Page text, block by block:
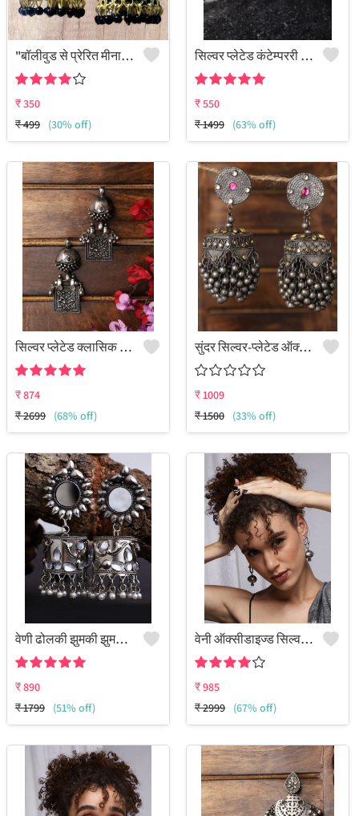
"बॉलीवुड से प्रेरित मीनाकारी झुमका आभूषण - जूलकार्ट"
₹350
₹499 (30% off)
सिल्वर प्लेटेड कंटेम्पररी झुमके
₹550
₹1499 (63% off)
सिल्वर प्लेटेड क्लासिक झुमके
₹874
₹2699 (68% off)
सुंदर सिल्वर-प्लेटेड ऑक्सीडाइज्ड झुमके
₹1009
₹1500 (33% off)
वेणी ढोलकी झुमकी झुमकी चांदबाली
₹890
₹1799 (51% off)
वेनी ऑक्सीडाइज्ड सिल्वर बोहो डैंगलर झुमकी इयररिंग्स
₹985
₹2999 (67% off)